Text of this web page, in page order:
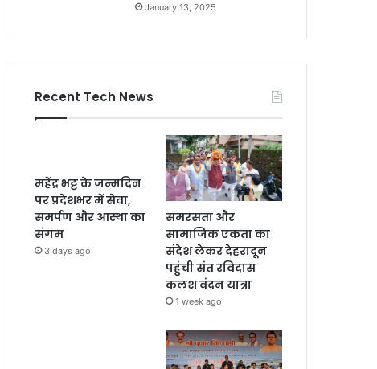
January 13, 2025
Recent Tech News
महेंद्र भट्ट के जन्मदिन
पर प्रदेशभर में सेवा,
समर्पण और आस्था का
संगम
3 days ago
समरसता और
सामाजिक एकता का
संदेश लेकर देहरादून
पहुंची संत रविदास
कलश वंदन यात्रा
1 week ago